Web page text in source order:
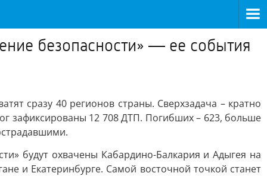
безопасности» — ее события
сразу 40 регионов страны. Сверхзадача – кратно
зафиксированы 12 708 ДТП. Погибших – 623, больше
будут охвачены Кабардино-Балкария и Адыгея на
и Екатеринбурге. Самой восточной точкой станет